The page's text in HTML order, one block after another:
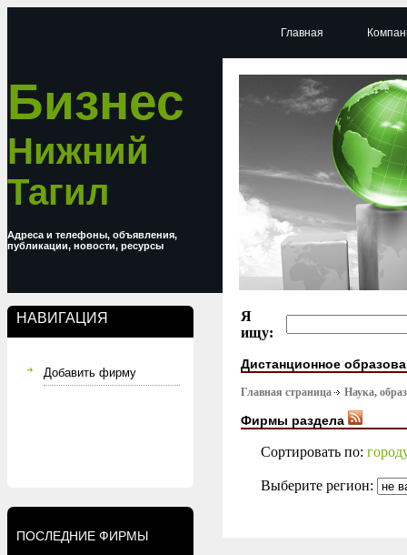
Бизнес
Нижний
Тагил
Адреса и телефоны, объявления,
публикации, новости, ресурсы
НАВИГАЦИЯ
Добавить фирму
ПОСЛЕДНИЕ ФИРМЫ
Главная
Я
ищу:
Дистанционное
Главная страница Наука,
Фирмы раздела
Сортировать по:
Выберите регион: